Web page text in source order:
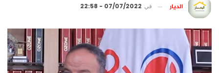
الديار في 07/07/2022 - 22:58